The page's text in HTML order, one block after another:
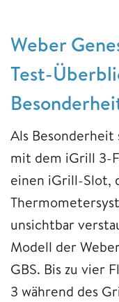
Weber
Test-
Als Besonderheit
mit dem iGrill 3-
einen iGrill-Slot,
unsichtbar
Modell der
GBS. Bis zu vier
3 während des